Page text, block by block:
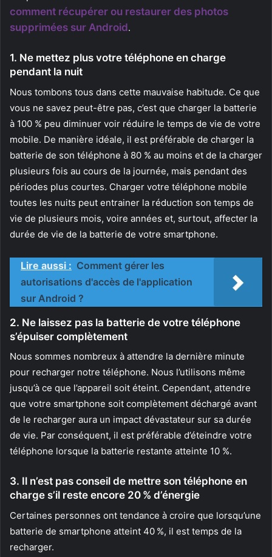
comment récupérer ou restaurer des photos
supprimées sur Android.
1. Ne mettez plus votre téléphone en charge
pendant la nuit
Nous tombons tous dans cette mauvaise habitude. Ce que
vous ne savez peut-être pas, c’est que charger la batterie
à 100 % peu diminuer voir réduire le temps de vie de votre
mobile. De manière idéale, il est préférable de charger la
batterie de son téléphone à 80 % au moins et de la charger
plusieurs fois au cours de la journée, mais pendant des
périodes plus courtes. Charger votre téléphone mobile
toutes les nuits peut entrainer la réduction son temps de
vie de plusieurs mois, voire années et, surtout, affecter la
durée de vie de la batterie de votre smartphone.
Lire aussi : Comment gérer les
autorisations d'accès de l'application
sur Android ?
2. Ne laissez pas la batterie de votre téléphone
s’épuiser complètement
Nous sommes nombreux à attendre la dernière minute
pour recharger notre téléphone. Nous l’utilisons même
jusqu’à ce que l’appareil soit éteint. Cependant, attendre
que votre smartphone soit complètement déchargé avant
de le recharger aura un impact dévastateur sur sa durée
de vie. Par conséquent, il est préférable d’éteindre votre
téléphone lorsque la batterie restante atteinte 10 %.
3. Il n’est pas conseil de mettre son téléphone en
charge s’il reste encore 20 % d’énergie
Certaines personnes ont tendance à croire que lorsqu’une
batterie de smartphone atteint 40 %, il est temps de la
recharger.